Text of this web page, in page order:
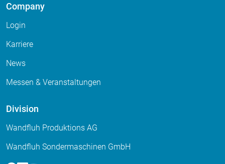
Company
Login
Karriere
News
Messen & Veranstaltungen
Division
Wandfluh Produktions AG
Wandfluh Sondermaschinen GmbH